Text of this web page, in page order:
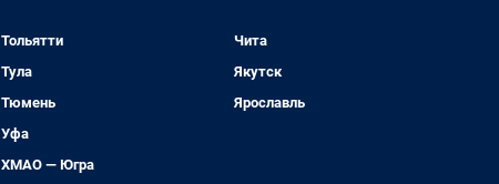
Тольятти
Тула
Тюмень
Уфа
ХМАО — Югра
Чита
Якутск
Ярославль